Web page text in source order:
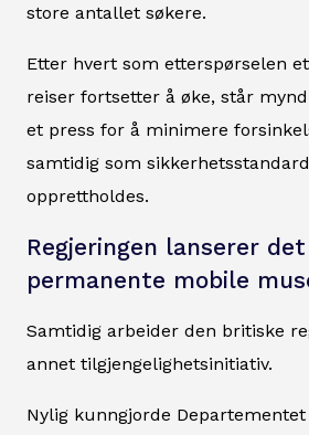
store antallet søkere.
Etter hvert som etterspørselen
reiser fortsetter å øke, står
et press for å minimere
samtidig som
opprettholdes.
Regjeringen lanserer
permanente mobile
Samtidig arbeider den britiske
annet tilgjengelighetsinitiativ.
Nylig kunngjorde